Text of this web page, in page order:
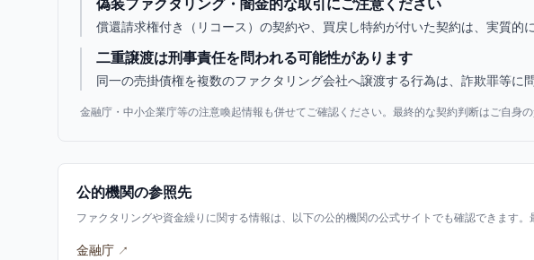
偽装ファクタリング・闇金的な取引にご注意ください
償還請求権付き（リコース）の契約や、買戻し特約が付いた契約は、実質的
二重譲渡は刑事責任を問われる可能性があります
同一の売掛債権を複数のファクタリング会社へ譲渡する行為は、詐欺罪等に
金融庁・中小企業庁等の注意喚起情報も併せてご確認ください。最終的な契約判断はご自身
公的機関の参照先
ファクタリングや資金繰りに関する情報は、以下の公的機関の公式サイトでも確認できます
金融庁 ↗